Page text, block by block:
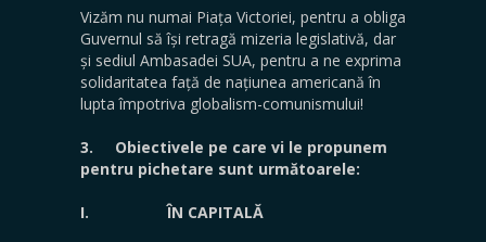
Vizăm nu numai Piața Victoriei, pentru a obliga
Guvernul să își retragă mizeria legislativă, dar
și sediul Ambasadei SUA, pentru a ne exprima
solidaritatea față de națiunea americană în
lupta împotriva globalism-comunismului!
3.
Obiectivele pe care vi le propunem
pentru pichetare sunt următoarele:
I. ÎN CAPITALĂ